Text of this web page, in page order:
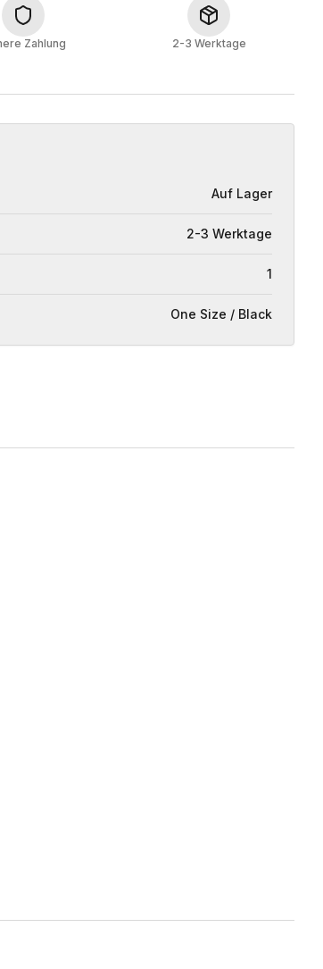
Zahlung 2-3 Werktage
Auf Lager
2-3 Werktage
1
One Size / Black